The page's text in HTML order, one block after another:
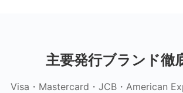
主要発行ブランド徹
Visa・Mastercard・JCB・American